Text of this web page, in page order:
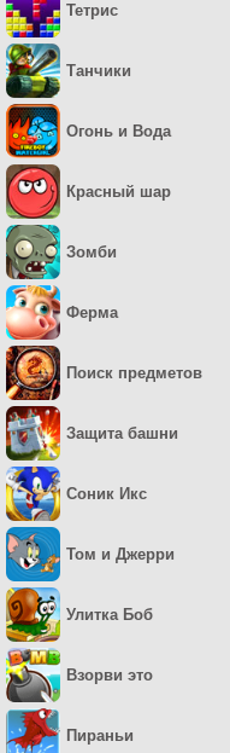
Тетрис
Танчики
Огонь и Вода
Красный шар
Зомби
Ферма
Поиск предметов
Защита башни
Соник Икс
Том и Джерри
Улитка Боб
Взорви это
Пираньи